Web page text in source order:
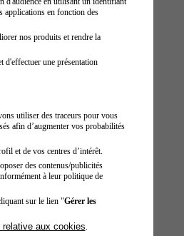
applications en fonction des
nos produits et rendre la
d'effectuer une présentation
utiliser des traceurs pour vous
afin d’augmenter vos probabilités
et de vos centres d’intérêt.
des contenus/publicités
à leur politique de
sur le lien "Gérer les
relative aux cookies